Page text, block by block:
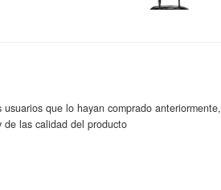
que lo hayan comprado anteriormente,
las calidad del producto